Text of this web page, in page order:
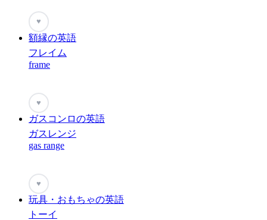
♥
額縁の英語
フレイム
frame
♥
ガスコンロの英語
ガスレンジ
gas range
♥
玩具・おもちゃの英語
トーイ